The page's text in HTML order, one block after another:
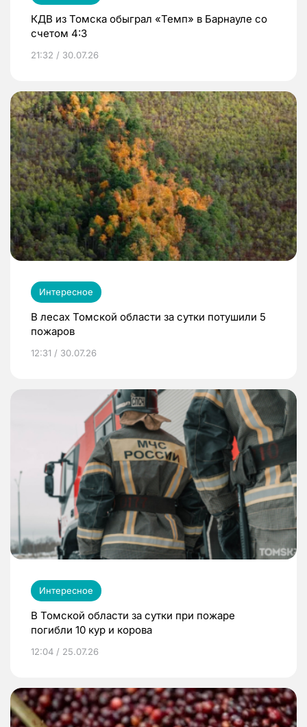
КДВ из Томска обыграл «Темп» в Барнауле со
счетом 4:3
21:32 / 30.07.26
Интересное
В лесах Томской области за сутки потушили 5
пожаров
12:31 / 30.07.26
Интересное
В Томской области за сутки при пожаре
погибли 10 кур и корова
12:04 / 25.07.26